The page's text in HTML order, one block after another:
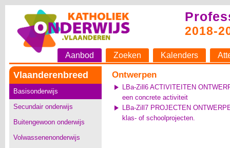
2018-
Aanbod Zoeken Kalenders
Vlaanderenbreed
Basisonderwijs
Secundair onderwijs
Buitengewoon onderwijs
Volwassenenonderwijs
Ontwerpen
LBa-Zill6 ACTIVITEITEN
een concrete activiteit
LBa-Zill7 PROJECTEN
klas- of schoolprojecten.